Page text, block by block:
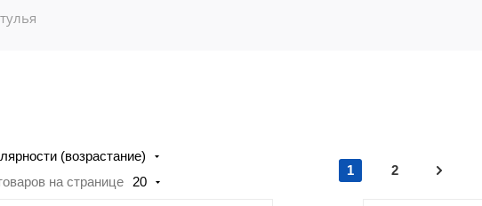
(возрастание)
на странице 20
1 2